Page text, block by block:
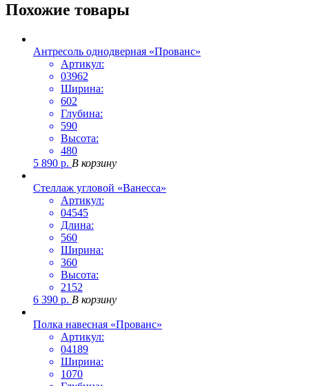
Похожие товары
Антресоль однодверная «Прованс»
Артикул:
03962
Ширина:
602
Глубина:
590
Высота:
480
5 890 р. В корзину
Стеллаж угловой «Ванесса»
Артикул:
04545
Длина:
560
Ширина:
360
Высота:
2152
6 390 р. В корзину
Полка навесная «Прованс»
Артикул:
04189
Ширина:
1070